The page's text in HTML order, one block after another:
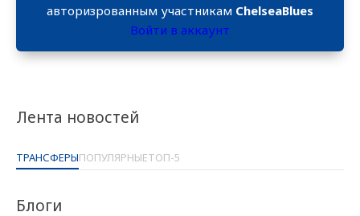
Лента новостей
ТРАНСФЕРЫПОПУЛЯРНЫЕТОП-5
Блоги
авторизрованным участникам ChelseaBlues
Войти в аккаунт